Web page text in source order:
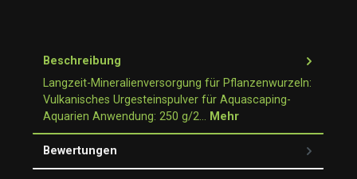
Beschreibung
Langzeit-Mineralienversorgung für Pflanzenwurzeln:
Vulkanisches Urgesteinspulver für Aquascaping-
Aquarien Anwendung: 250 g/2… Mehr
Bewertungen